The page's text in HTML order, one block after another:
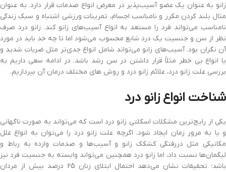
زانو به عنوان یک عضو آسیب‌‎پذیر در معرض انواع صدمات قرار دارد. به عنوان
مثال بلند کردن مکرر و نامناسب اجسام، تمرینات ورزشی اشتباه و سبک زندگی
نامناسب می‌تواند فرد را مستعد به انواع آسیب‌های زانو کند. زانو درد صرف
نظر از سن و جنسیت یک درد شایع محسوب می‌شود اما تا چه حد باید در مورد
آن نگران بود. آسیب‌های زانو می‌تواند شامل انواع جدی‌تر مثل ضربات شدید و
یا انواع بی خطر مثلاً قرار داشتن در سن رشد باشد. در ادامه سعی داریم به
بررسی علت زانو درد، علائم زانو درد و روش های مختلف درمان آن بپردازیم.
شناخت انواع زانو درد
یکی از رایج‌ترین مشکلات اسکلتی زانو درد است که می‌تواند به صورت ناگهانی
و یا به مرور زمان ایجاد شود. اگرچه علت زانو درد را می‌توان به انواع علل
مکانیکی مثل دررفتگی کشکک زانو و آسیب‌ها و صدمات وارده به رباط و
لیگمان‌ها نسبت داد، اما زانو درد همچنین می‌تواند وابسته به جنسیت فرد نیز
باشد؛ تحقیقات نشان می‌دهد احتمال ابتلای زنان 25 درصد بیش از مردان